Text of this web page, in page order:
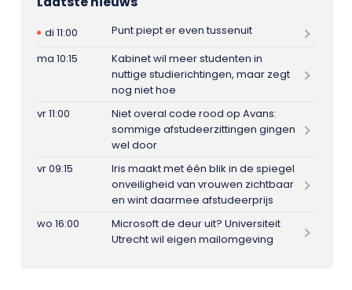
di 11:00
Punt piept er even tussenuit
ma 10:15
Kabinet wil meer studenten in
nuttige studierichtingen, maar zegt
nog niet hoe
vr 11:00
Niet overal code rood op Avans:
sommige afstudeerzittingen gingen
wel door
vr 09:15
Iris maakt met één blik in de spiegel
onveiligheid van vrouwen zichtbaar
en wint daarmee afstudeerprijs
wo 16:00
Microsoft de deur uit? Universiteit
Utrecht wil eigen mailomgeving